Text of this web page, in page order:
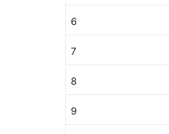
6
7
8
9